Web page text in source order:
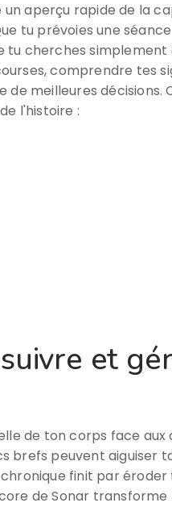
un aperçu rapide de la
tu prévoies une séance
tu cherches
comprendre tes
meilleures décisions.
l'histoire :
et
de ton corps face aux
brefs peuvent aiguiser
finit par
de Sonar transforme